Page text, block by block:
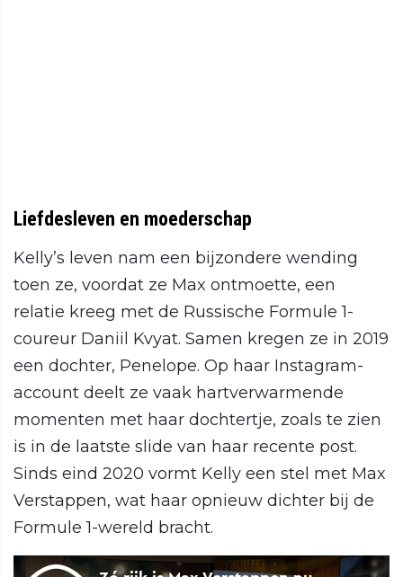
Liefdesleven en moederschap
Kelly’s leven nam een bijzondere wending
toen ze, voordat ze Max ontmoette, een
relatie kreeg met de Russische Formule 1-
coureur Daniil Kvyat. Samen kregen ze in 2019
een dochter, Penelope. Op haar Instagram-
account deelt ze vaak hartverwarmende
momenten met haar dochtertje, zoals te zien
is in de laatste slide van haar recente post.
Sinds eind 2020 vormt Kelly een stel met Max
Verstappen, wat haar opnieuw dichter bij de
Formule 1-wereld bracht.